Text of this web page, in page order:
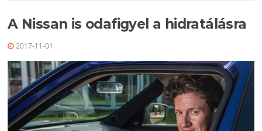
A Nissan is odafigyel a hidratálásra
2017-11-01